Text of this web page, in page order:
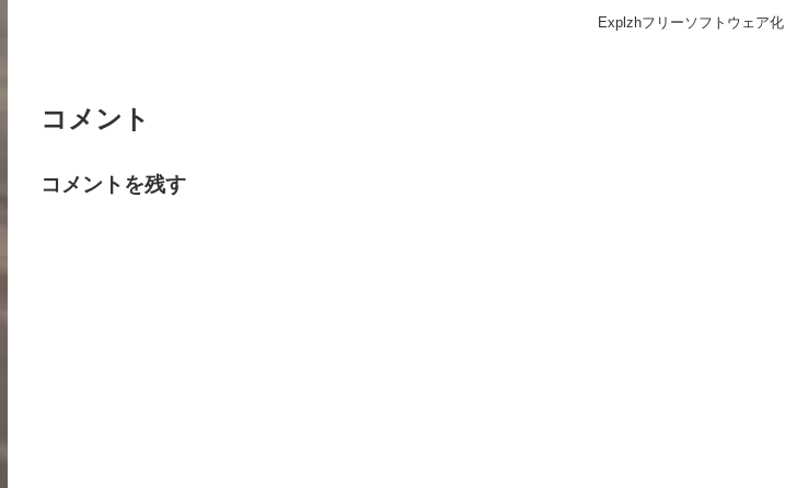
Explzhフリーソフトウェア化
コメント
コメントを残す